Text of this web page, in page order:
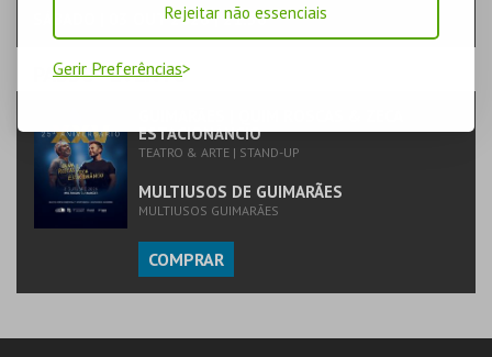
Rejeitar não essenciais
Gerir Preferências
SÁBADO | 03 OUT 2026 | 21:30
PASSO- EVENTO
ESTACIONÂNCIO
TEATRO & ARTE | STAND-UP
MULTIUSOS DE GUIMARÃES
MULTIUSOS GUIMARÃES
COMPRAR